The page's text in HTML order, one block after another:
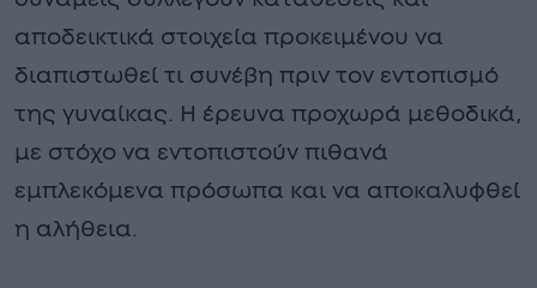
αποδεικτικά στοιχεία προκειμένου να
διαπιστωθεί τι συνέβη πριν τον εντοπισμό
της γυναίκας. Η έρευνα προχωρά μεθοδικά,
με στόχο να εντοπιστούν πιθανά
εμπλεκόμενα πρόσωπα και να αποκαλυφθεί
η αλήθεια.